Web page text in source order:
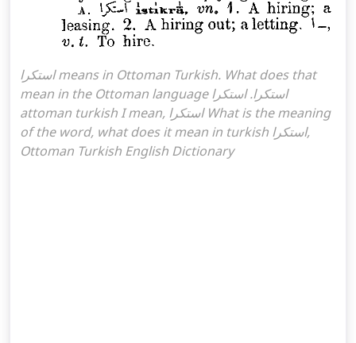
استكرا means in Ottoman Turkish. What does that
mean in the Ottoman language استكرا. استكرا
attoman turkish I mean, استكرا What is the meaning
of the word, what does it mean in turkish استكرا,
Ottoman Turkish English Dictionary